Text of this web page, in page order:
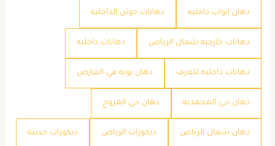
دهان ابواب داخليه دهانات جوتن الداخليه
دهانات خارجيه شمال الرياض دهانات داخليه
دهانات داخليه للغرف دهان بويه في العارض
دهان حي المحمديه دهان حي المروج
دهان شمال الرياض ديكورات الرياض ديكورات حديثة